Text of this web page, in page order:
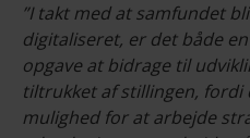
”I takt med at samfundet
digitaliseret, er det både
opgave at bidrage til
tiltrukket af stillingen, fordi
mulighed for at arbejde